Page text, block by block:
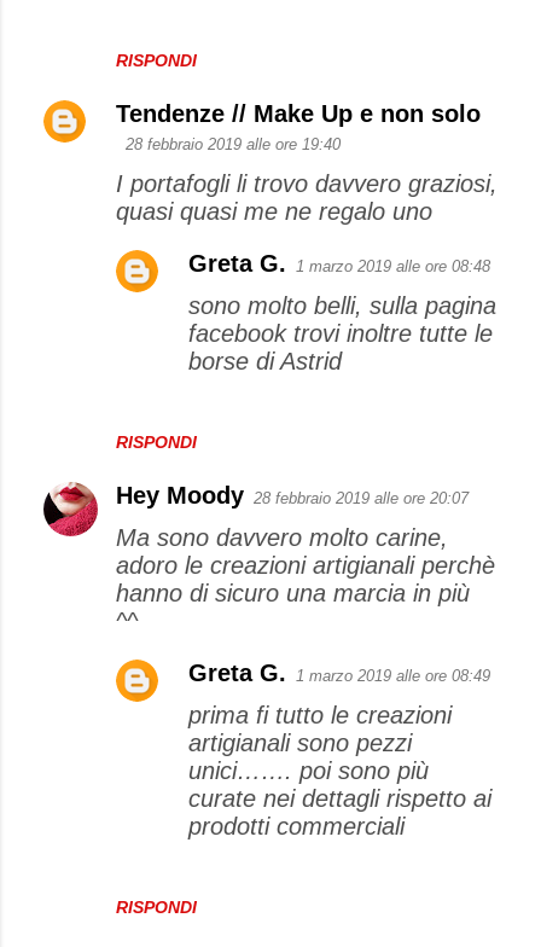
RISPONDI
Tendenze // Make Up e non solo
28 febbraio 2019 alle ore 19:40
I portafogli li trovo davvero graziosi,
quasi quasi me ne regalo uno
RISPONDI
Greta G. 1 marzo 2019 alle ore 08:48
sono molto belli, sulla pagina
facebook trovi inoltre tutte le
borse di Astrid
Hey Moody 28 febbraio 2019 alle ore 20:07
Ma sono davvero molto carine,
adoro le creazioni artigianali perchè
hanno di sicuro una marcia in più
^^
RISPONDI
Greta G. 1 marzo 2019 alle ore 08:49
prima fi tutto le creazioni
artigianali sono pezzi
unici……. poi sono più
curate nei dettagli rispetto ai
prodotti commerciali